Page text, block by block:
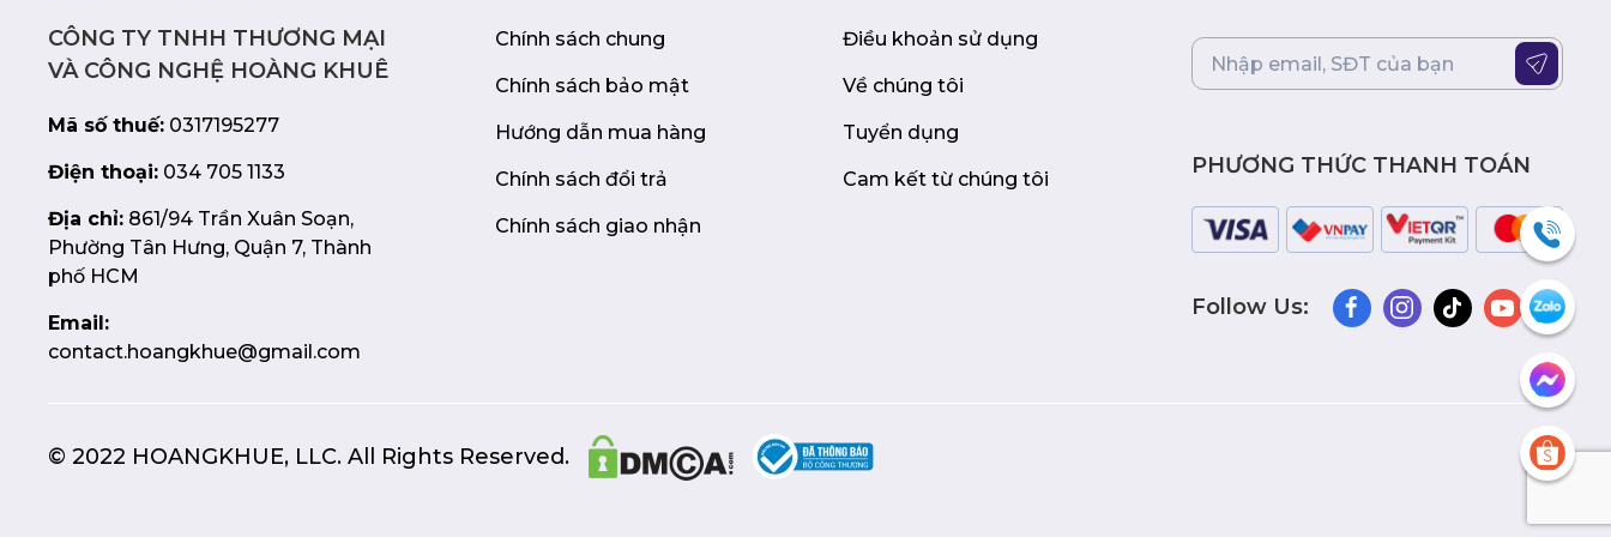
CÔNG TY TNHH THƯƠNG MẠI
VÀ CÔNG NGHỆ HOÀNG KHUÊ
Mã số thuế: 0317195277
Điện thoại: 034 705 1133
Địa chỉ: 861/94 Trần Xuân Soạn,
Phường Tân Hưng, Quận 7, Thành
phố HCM
Email:
contact.hoangkhue@gmail.com
Chính sách chung
Chính sách bảo mật
Hướng dẫn mua hàng
Chính sách đổi trả
Chính sách giao nhận
Điều khoản sử dụng
Về chúng tôi
Tuyển dụng
Cam kết từ chúng tôi
PHƯƠNG THỨC THANH TOÁN
Follow Us:
© 2022 HOANGKHUE, LLC. All Rights Reserved.